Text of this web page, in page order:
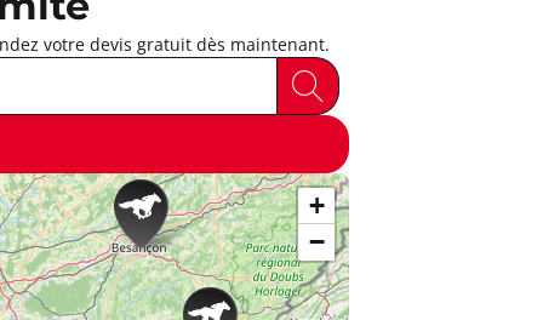
votre devis gratuit dès maintenant.
+
−